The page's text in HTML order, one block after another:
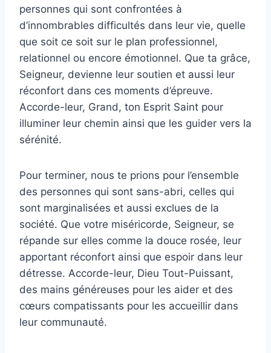
personnes qui sont confrontées à
d’innombrables difficultés dans leur vie, quelle
que soit ce soit sur le plan professionnel,
relationnel ou encore émotionnel. Que ta grâce,
Seigneur, devienne leur soutien et aussi leur
réconfort dans ces moments d’épreuve.
Accorde-leur, Grand, ton Esprit Saint pour
illuminer leur chemin ainsi que les guider vers la
sérénité.
Pour terminer, nous te prions pour l’ensemble
des personnes qui sont sans-abri, celles qui
sont marginalisées et aussi exclues de la
société. Que votre miséricorde, Seigneur, se
répande sur elles comme la douce rosée, leur
apportant réconfort ainsi que espoir dans leur
détresse. Accorde-leur, Dieu Tout-Puissant,
des mains généreuses pour les aider et des
cœurs compatissants pour les accueillir dans
leur communauté.